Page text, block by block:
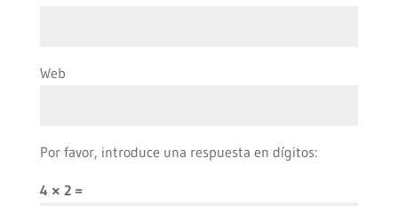
Web
Por favor, introduce una respuesta en dígitos:
4 × 2 =